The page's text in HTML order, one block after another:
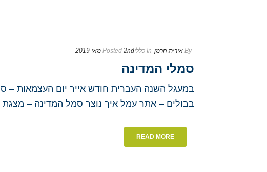
By אירית הרמן In כללי Posted 2nd מאי 2019
סמלי המדינה
במעגל השנה העברית חודש אייר יום העצמאות –
בבולים – אתר עמל איך נוצר סמל המדינה –
READ MORE